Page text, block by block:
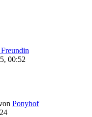
00:52
Ponyhof